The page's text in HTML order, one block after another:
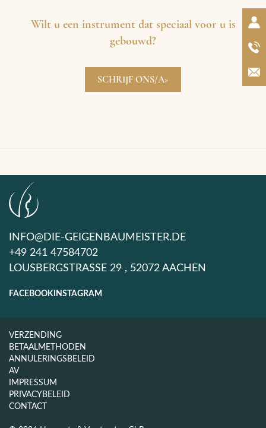
Wilt u een instrument dat speciaal voor u is
gebouwd?
SCHRIJF ONS/A>
INFO@DIE-GEIGENBAUMEISTER.DE
+49 241 47584702
LOUSBERGSTRASSE 29 , 52072 AACHEN
FACEBOOK INSTAGRAM
VERZENDING
BETAALMETHODEN
ANNULERINGSBELEID
AV
IMPRESSUM
PRIVACYBELEID
CONTACT